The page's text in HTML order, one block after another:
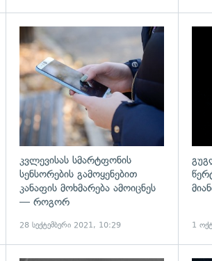
გადახედვა
კვლევისას სმარტფონის
სენსორების გამოყენებით
კანაფის მოხმარება ამოიცნეს
— როგორ
28 სექტემბერი 2021, 10:29 1